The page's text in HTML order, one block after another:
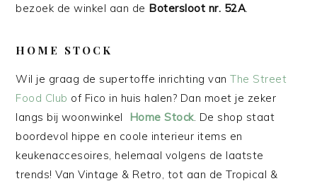
bezoek de winkel aan de Botersloot nr. 52A.
HOME STOCK
Wil je graag de supertoffe inrichting vanThe Street
Food Club of Fico in huis halen? Dan moet je zeker
langs bij woonwinkel Home Stock. De shop staat
boordevol hippe en coole interieur items en
keukenaccesoires, helemaal volgens de laatste
trends! Van Vintage & Retro, tot aan de Tropical &